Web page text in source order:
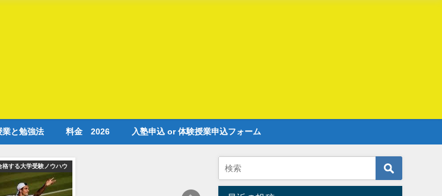
業と勉強法 料金 2026 入塾申込 or 体験授業申込フォーム
格する大学受験ノウハウ